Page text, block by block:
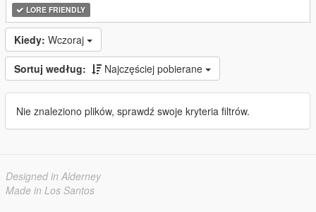
LORE FRIENDLY
Kiedy: Wczoraj
Sortuj według: Najczęściej pobierane
Nie znaleziono plików, sprawdź swoje kryteria filtrów.
Designed in Alderney
Made in Los Santos